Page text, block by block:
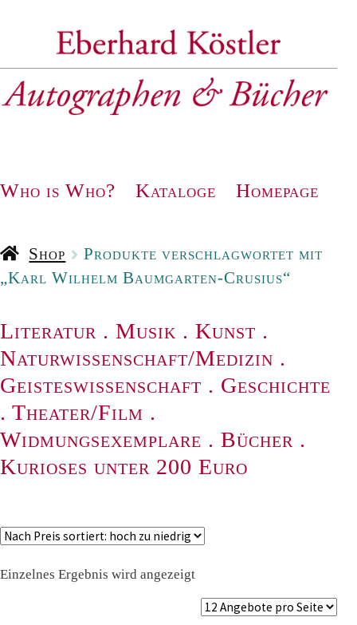
Navigation
Who is Who? Kataloge Homepage
Shop
Produkte verschlagwortet mit
„Karl Wilhelm Baumgarten-Crusius“
Literatur . Musik . Kunst .
Naturwissenschaft/Medizin .
Geisteswissenschaft . Geschichte
. Theater/Film .
Widmungsexemplare . Bücher .
Kurioses unter 200 Euro
Einzelnes Ergebnis wird angezeigt